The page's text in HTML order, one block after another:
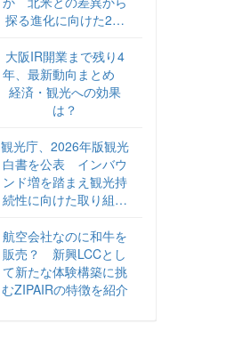
探る進化に向けた2ス
海外DMOのリアル
vol.6】
大阪IR開業まで残り4
年、最新動向まとめ
経済・観光への効果
は？
観光庁、2026年版観光
白書を公表 インバウ
ンド増を踏まえ観光持
続性に向けた取り組み
航空会社なのに和牛を
販売？ 新興LCCとし
て新たな体験構築に挑
むZIPAIRの特徴を紹介